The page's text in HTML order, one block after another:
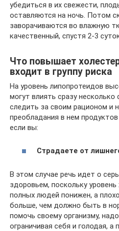
убедиться в их свежести,
оставляются на ночь. Потом
заворачиваются во влажную
качественный, спустя 2-3
Что повышает
входит в группу риска
На уровень липопротеидов
могут влиять сразу
следить за своим рационом и
преобладания в нем
если вы:
Страдаете от
В этом случае речь идет о
здоровьем, поскольку
полных людей понижен, а
больше, чем должно быть в
помочь своему организму,
ограничивая себя и голодая, а